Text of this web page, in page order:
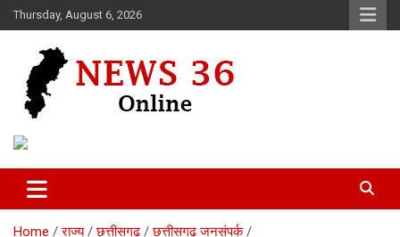
Skip
to
Thursday, August 6, 2026
News 36
Home राज्य छत्तीसगढ़
छत्तीसगढ़ जनसंपर्क